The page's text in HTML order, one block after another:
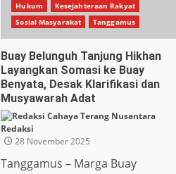
Hukum
Kesejahteraan Rakyat
Sosial Masyarakat
Tanggamus
Buay Belunguh Tanjung Hikhan
Layangkan Somasi ke Buay
Benyata, Desak Klarifikasi dan
Musyawarah Adat
Redaksi
28 November 2025
Tanggamus – Marga Buay